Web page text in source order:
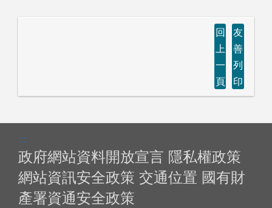
回
上
一
頁
友
善
列
印
:::
政府網站資料開放宣言 隱私權政策
網站資訊安全政策 交通位置 國有財
產署資通安全政策